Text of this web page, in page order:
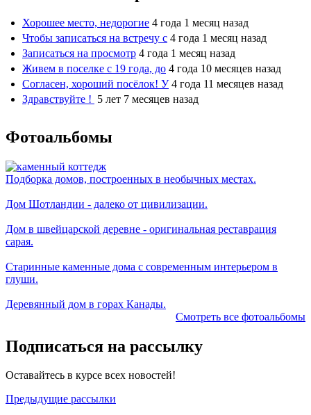
Хорошее место, недорогие 4 года 1 месяц назад
Чтобы записаться на встречу с 4 года 1 месяц назад
Записаться на просмотр 4 года 1 месяц назад
Живем в поселке с 19 года, до 4 года 10 месяцев назад
Согласен, хороший посёлок! У 4 года 11 месяцев назад
Здравствуйте ! 5 лет 7 месяцев назад
Фотоальбомы
Подборка домов, построенных в необычных местах.
Дом Шотландии - далеко от цивилизации.
Дом в швейцарской деревне - оригинальная реставрация
сарая.
Старинные каменные дома с современным интерьером в
глуши.
Деревянный дом в горах Канады.
Смотреть все фотоальбомы
Подписаться на рассылку
Оставайтесь в курсе всех новостей!
Предыдущие рассылки